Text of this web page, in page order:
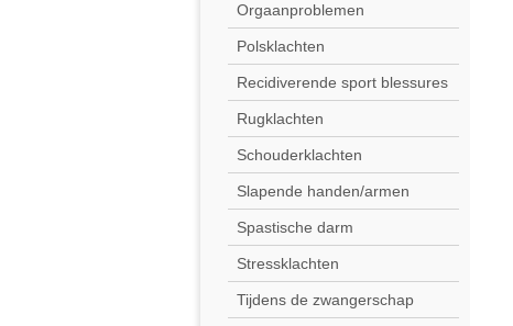
Orgaanproblemen
Polsklachten
Recidiverende sport blessures
Rugklachten
Schouderklachten
Slapende handen/armen
Spastische darm
Stressklachten
Tijdens de zwangerschap